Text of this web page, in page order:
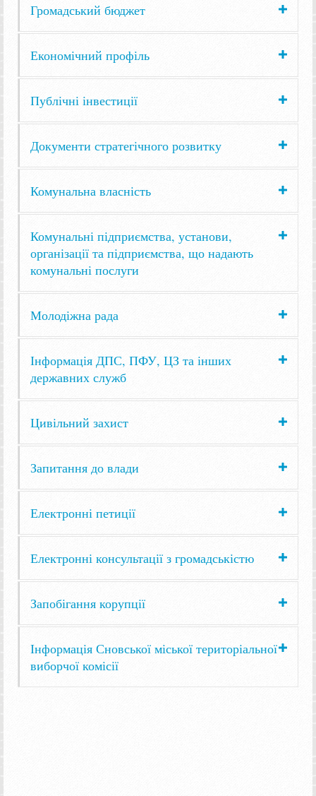
Громадський бюджет
Економічний профіль
Публічні інвестиції
Документи стратегічного розвитку
Комунальна власність
Комунальні підприємства, установи,
організації та підприємства, що надають
комунальні послуги
Молодіжна рада
Інформація ДПС, ПФУ, ЦЗ та інших
державних служб
Цивільний захист
Запитання до влади
Електронні петиції
Електронні консультації з громадськістю
Запобігання корупції
Інформація Сновської міської територіальної
виборчої комісії